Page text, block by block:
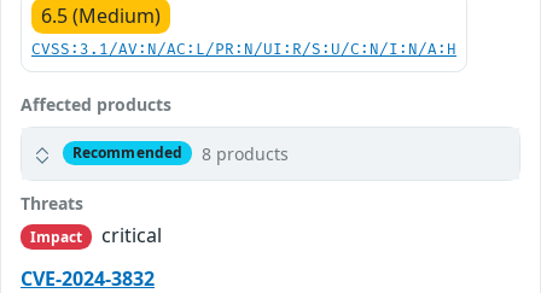
6.5 (Medium)
CVSS:3.1/AV:N/AC:L/PR:N/UI:R/S:U/C:N/I:N/A:H
Affected products
Recommended 8 products
Threats
Impact
critical
CVE-2024-3832